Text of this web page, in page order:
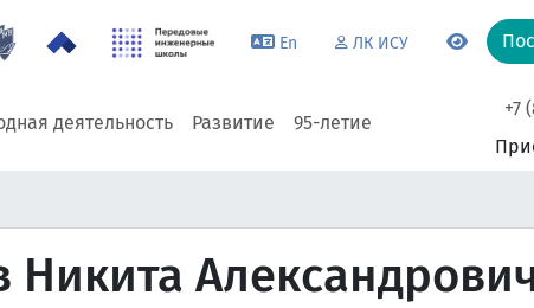
En ЛК ИСУ
деятельность Развитие 95-летие
+7
Никита